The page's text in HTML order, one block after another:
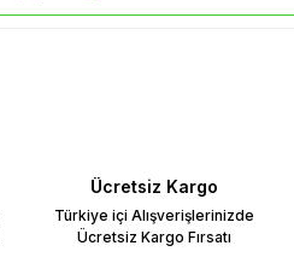
Ücretsiz Kargo
Türkiye içi Alışverişlerinizde
Ücretsiz Kargo Fırsatı